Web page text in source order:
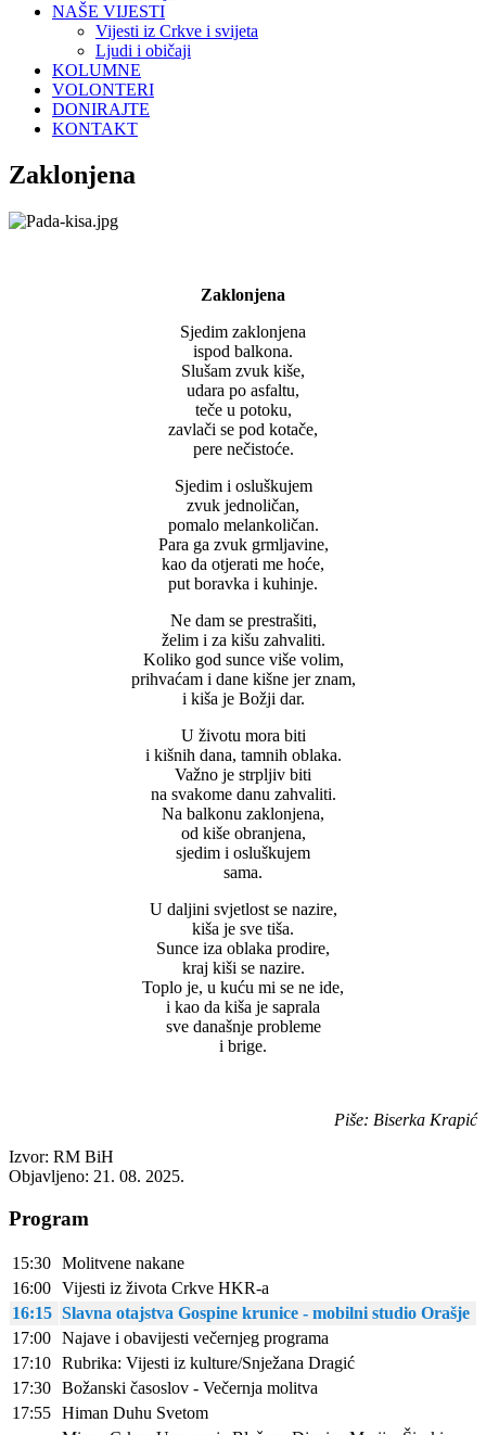
NAŠE VIJESTI
Vijesti iz Crkve i svijeta
Ljudi i običaji
KOLUMNE
VOLONTERI
DONIRAJTE
KONTAKT
Zaklonjena
Zaklonjena
Sjedim zaklonjena
ispod balkona.
Slušam zvuk kiše,
udara po asfaltu,
teče u potoku,
zavlači se pod kotače,
pere nečistoće.
Sjedim i osluškujem
zvuk jednoličan,
pomalo melankoličan.
Para ga zvuk grmljavine,
kao da otjerati me hoće,
put boravka i kuhinje.
Ne dam se prestrašiti,
želim i za kišu zahvaliti.
Koliko god sunce više volim,
prihvaćam i dane kišne jer znam,
i kiša je Božji dar.
U životu mora biti
i kišnih dana, tamnih oblaka.
Važno je strpljiv biti
na svakome danu zahvaliti.
Na balkonu zaklonjena,
od kiše obranjena,
sjedim i osluškujem
sama.
U daljini svjetlost se nazire,
kiša je sve tiša.
Sunce iza oblaka prodire,
kraj kiši se nazire.
Toplo je, u kuću mi se ne ide,
i kao da kiša je saprala
sve današnje probleme
i brige.
Piše: Biserka Krapić
Izvor: RM BiH
Objavljeno: 21. 08. 2025.
Program
15:30 Molitvene nakane
16:00 Vijesti iz života Crkve HKR-a
16:15 Slavna otajstva Gospine krunice - mobilni studio Orašje
17:00 Najave i obavijesti večernjeg programa
17:10 Rubrika: Vijesti iz kulture/Snježana Dragić
17:30 Božanski časoslov - Večernja molitva
17:55 Himan Duhu Svetom